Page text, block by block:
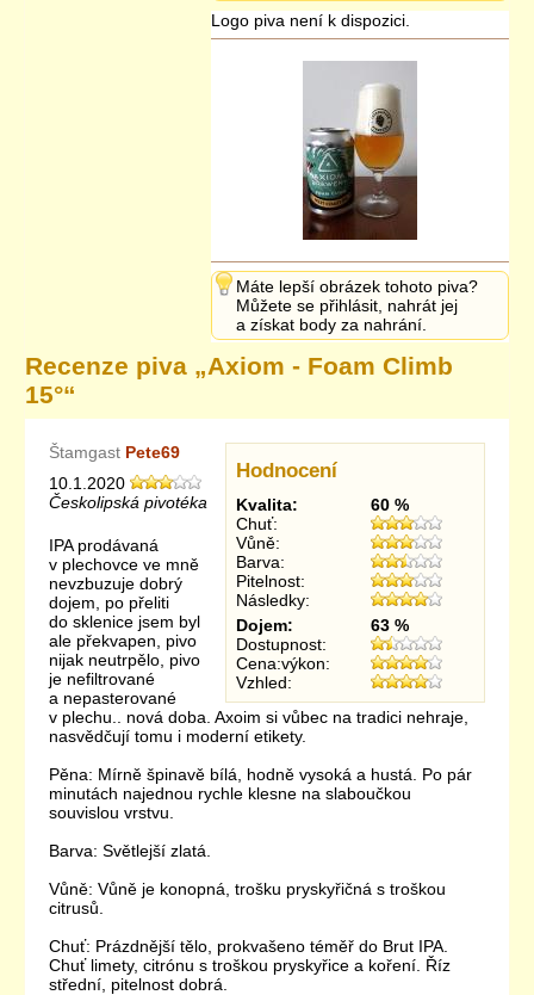
Logo piva není k dispozici.
Máte lepší obrázek tohoto piva?
Můžete se přihlásit, nahrát jej
a získat body za nahrání.
Recenze piva „Axiom - Foam Climb
15°“
Hodnocení
Kvalita:
60 %
Chuť:
Vůně:
Barva:
Pitelnost:
Následky:
Dojem:
63 %
Dostupnost:
Cena:výkon:
Vzhled:
Štamgast Pete69
10.1.2020
Českolipská pivotéka
IPA prodávaná
v plechovce ve mně
nevzbuzuje dobrý
dojem, po přeliti
do sklenice jsem byl
ale překvapen, pivo
nijak neutrpělo, pivo
je nefiltrované
a nepasterované
v plechu.. nová doba. Axoim si vůbec na tradici nehraje,
nasvědčují tomu i moderní etikety.
Pěna: Mírně špinavě bílá, hodně vysoká a hustá. Po pár
minutách najednou rychle klesne na slaboučkou
souvislou vrstvu.
Barva: Světlejší zlatá.
Vůně: Vůně je konopná, trošku pryskyřičná s troškou
citrusů.
Chuť: Prázdnější tělo, prokvašeno téměř do Brut IPA.
Chuť limety, citrónu s troškou pryskyřice a koření. Říz
střední, pitelnost dobrá.